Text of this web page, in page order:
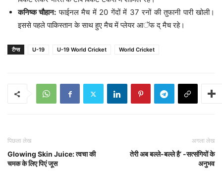
कनिष्क चौहान: फाईनल मैच में 20 गेंदों में 37 रनों की तुफानी पारी खोली।
इससे पहले पाकिस्तान के साथ हुए मैच में प्लेयर आॅफ द् मैच रहे।
टैग्स U-19 U-19 World Cricket World Cricket
पिछला लेख
Glowing Skin Juice: त्वचा की
चमक के लिए पिएं जूस
अगला लेख
तेरी अब बल्ले-बल्ले है’ -सत्संगियों के
अनुभव